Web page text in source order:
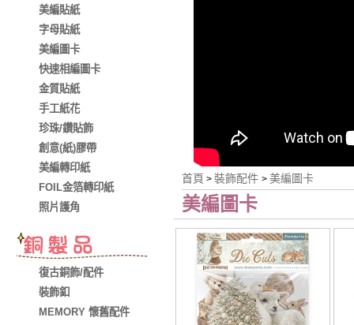
美編貼紙
字母貼紙
美編圖卡
快速相編圖卡
金質貼紙
手工紙花
珍珠/鑽貼飾
創意(紙)膠帶
美編轉印紙
FOIL金箔轉印紙
照片護角
復古銅飾/配件
裝飾釦
MEMORY 懷舊配件
首頁 > 裝飾配件 > 美編圖卡
美編圖卡